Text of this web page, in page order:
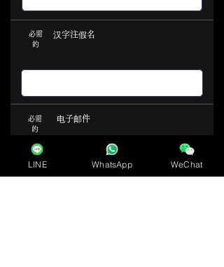
必需
的
汉字注假名
必需
的
电子邮件
LINE WhatsApp WeChat